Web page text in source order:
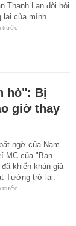
Thanh Lan đòi hỏi
lai của mình…
trước
hò": Bị
giờ thay
ngờ của Nam
MC của "Bạn
khiến khán giả
Tường trở lại.
trước